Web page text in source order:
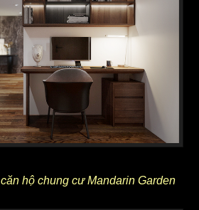
căn hộ chung cư Mandarin Garden